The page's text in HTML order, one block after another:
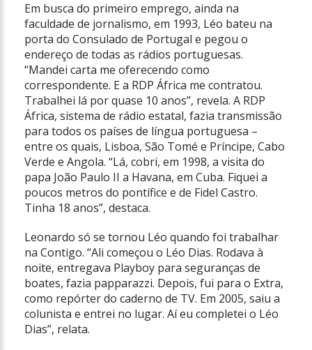
Em busca do primeiro emprego, ainda na
faculdade de jornalismo, em 1993, Léo bateu na
porta do Consulado de Portugal e pegou o
endereço de todas as rádios portuguesas.
“Mandei carta me oferecendo como
correspondente. E a RDP África me contratou.
Trabalhei lá por quase 10 anos”, revela. A RDP
África, sistema de rádio estatal, fazia transmissão
para todos os países de língua portuguesa –
entre os quais, Lisboa, São Tomé e Príncipe, Cabo
Verde e Angola. “Lá, cobri, em 1998, a visita do
papa João Paulo II a Havana, em Cuba. Fiquei a
poucos metros do pontífice e de Fidel Castro.
Tinha 18 anos”, destaca.
Leonardo só se tornou Léo quando foi trabalhar
na Contigo. “Ali começou o Léo Dias. Rodava à
noite, entregava Playboy para seguranças de
boates, fazia papparazzi. Depois, fui para o Extra,
como repórter do caderno de TV. Em 2005, saiu a
colunista e entrei no lugar. Aí eu completei o Léo
Dias”, relata.